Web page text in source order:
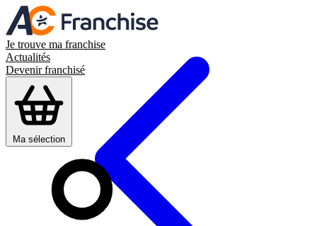
Je trouve ma franchise
Actualités
Devenir franchisé
Ma sélection